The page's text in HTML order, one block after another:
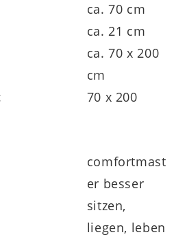
mit 440 Federn
3 cm hohem
mit ergonomischer
Raumgewicht 40 kg/m³
ca. 70 cm
ca. 21 cm
ca. 70 x 200
cm
70 x 200
comfortmast
er besser
sitzen,
liegen, leben